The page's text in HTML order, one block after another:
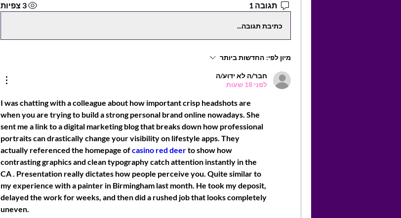
תגובה 1 3 צפיות
כתיבת תגובה...
מיון לפי: החדשות ביותר
חבר/ה לא ידוע/ה
לפני 18 שעות
I was chatting with a colleague about how important crisp headshots are
when you are trying to build a strong personal brand online nowadays. She
sent me a link to a digital marketing blog that breaks down how professional
portraits can drastically change your visibility on lifestyle apps. They
actually referenced the homepage of casino red deer to show how
contrasting graphics and clean typography catch attention instantly in the
CA . Presentation really dictates how people perceive you. Quite similar to
my experience with a painter in Birmingham last month. He took my deposit,
delayed the work for weeks, and then did a rushed job that looks completely
uneven.